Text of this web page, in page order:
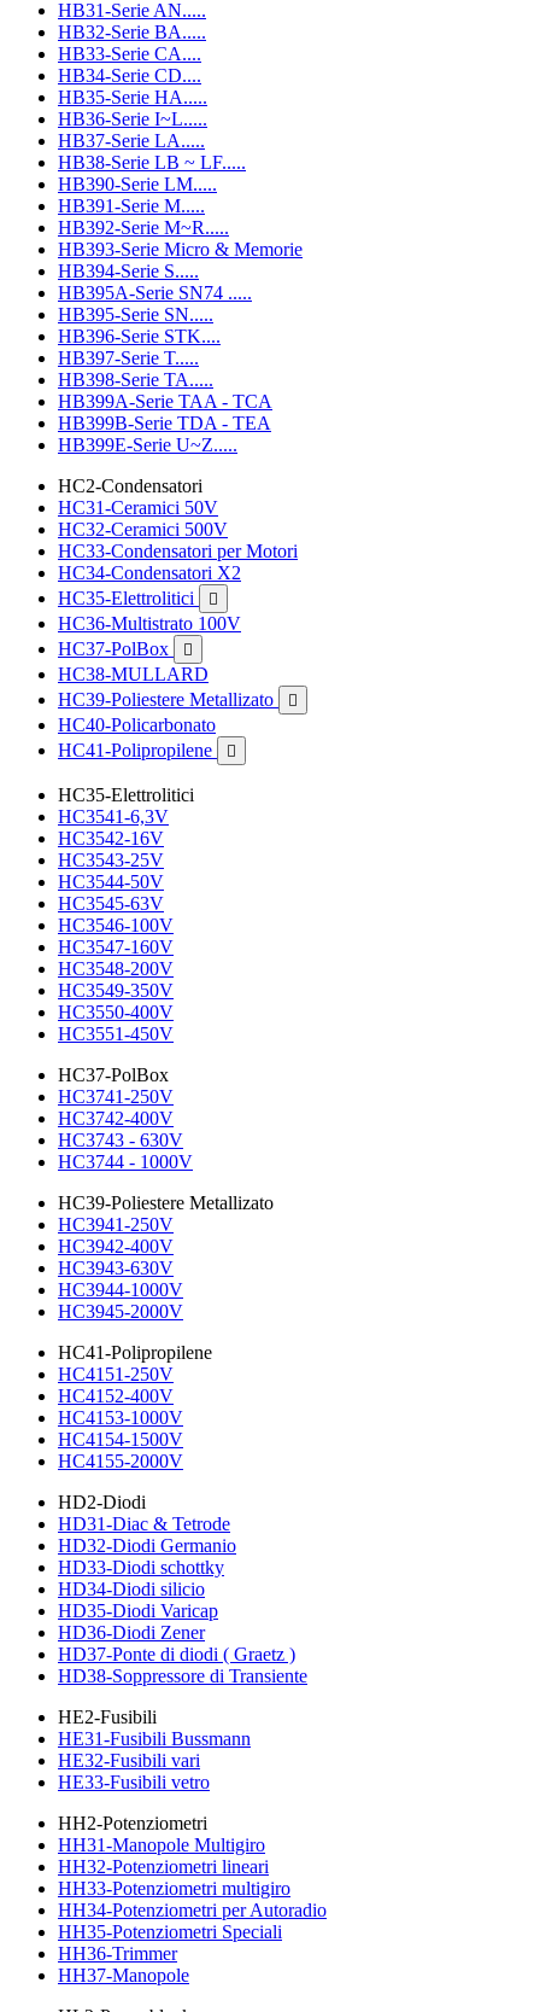
HB31-Serie AN.....
HB32-Serie BA.....
HB33-Serie CA....
HB34-Serie CD....
HB35-Serie HA.....
HB36-Serie I~L.....
HB37-Serie LA.....
HB38-Serie LB ~ LF.....
HB390-Serie LM.....
HB391-Serie M.....
HB392-Serie M~R.....
HB393-Serie Micro & Memorie
HB394-Serie S.....
HB395A-Serie SN74 .....
HB395-Serie SN.....
HB396-Serie STK....
HB397-Serie T.....
HB398-Serie TA.....
HB399A-Serie TAA - TCA
HB399B-Serie TDA - TEA
HB399E-Serie U~Z.....
HC2-Condensatori
HC31-Ceramici 50V
HC32-Ceramici 500V
HC33-Condensatori per Motori
HC34-Condensatori X2
HC35-Elettrolitici

HC36-Multistrato 100V
HC37-PolBox

HC38-MULLARD
HC39-Poliestere Metallizato

HC40-Policarbonato
HC41-Polipropilene

HC35-Elettrolitici
HC3541-6,3V
HC3542-16V
HC3543-25V
HC3544-50V
HC3545-63V
HC3546-100V
HC3547-160V
HC3548-200V
HC3549-350V
HC3550-400V
HC3551-450V
HC37-PolBox
HC3741-250V
HC3742-400V
HC3743 - 630V
HC3744 - 1000V
HC39-Poliestere Metallizato
HC3941-250V
HC3942-400V
HC3943-630V
HC3944-1000V
HC3945-2000V
HC41-Polipropilene
HC4151-250V
HC4152-400V
HC4153-1000V
HC4154-1500V
HC4155-2000V
HD2-Diodi
HD31-Diac & Tetrode
HD32-Diodi Germanio
HD33-Diodi schottky
HD34-Diodi silicio
HD35-Diodi Varicap
HD36-Diodi Zener
HD37-Ponte di diodi ( Graetz )
HD38-Soppressore di Transiente
HE2-Fusibili
HE31-Fusibili Bussmann
HE32-Fusibili vari
HE33-Fusibili vetro
HH2-Potenziometri
HH31-Manopole Multigiro
HH32-Potenziometri lineari
HH33-Potenziometri multigiro
HH34-Potenziometri per Autoradio
HH35-Potenziometri Speciali
HH36-Trimmer
HH37-Manopole